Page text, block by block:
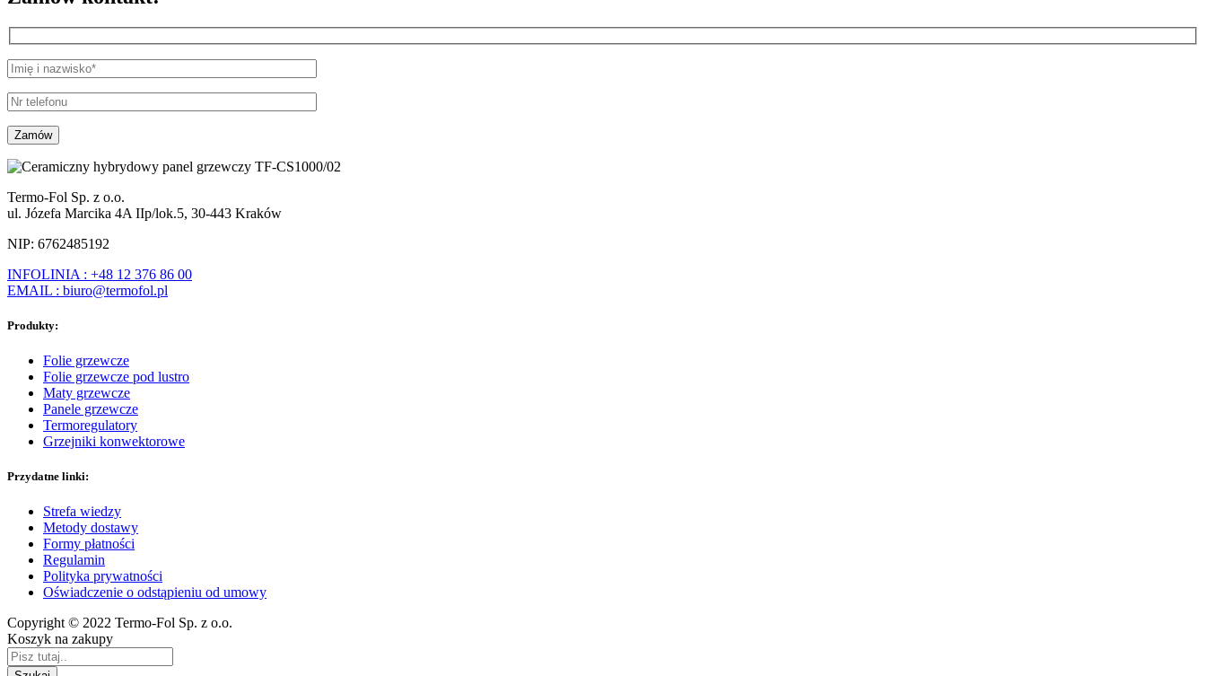
Termo-Fol Sp. z o.o.
ul. Józefa Marcika 4A IIp/lok.5, 30-443 Kraków
NIP: 6762485192
INFOLINIA : +48 12 376 86 00
EMAIL : biuro@termofol.pl
Produkty:
Folie grzewcze
Folie grzewcze pod lustro
Maty grzewcze
Panele grzewcze
Termoregulatory
Grzejniki konwektorowe
Przydatne linki:
Strefa wiedzy
Metody dostawy
Formy płatności
Regulamin
Polityka prywatności
Oświadczenie o odstąpieniu od umowy
Copyright © 2022 Termo-Fol Sp. z o.o.
Koszyk na zakupy